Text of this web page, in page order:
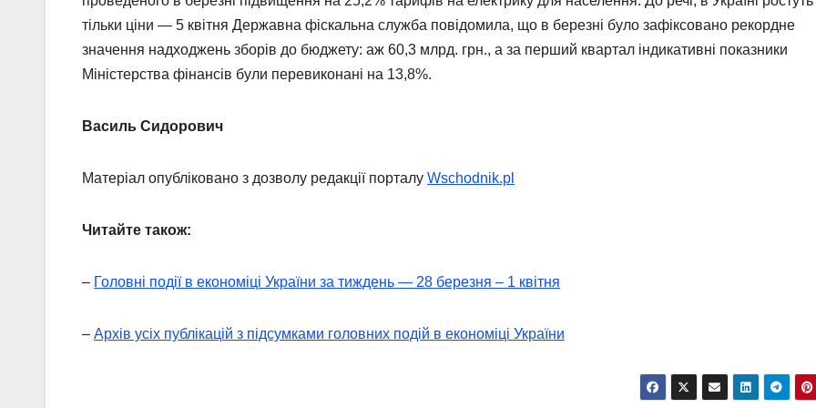
тільки ціни — 5 квітня Державна фіскальна служба повідомила, що в березні було зафіксовано рекордне
значення надходжень зборів до бюджету: аж 60,3 млрд. грн., а за перший квартал індикативні показники
Міністерства фінансів були перевиконані на 13,8%.
Василь Сидорович
Матеріал опубліковано з дозволу редакції порталу Wschodnik.pl
Читайте також:
– Головні події в економіці України за тиждень — 28 березня – 1 квітня
– Архів усіх публікацій з підсумками головних подій в економіці України